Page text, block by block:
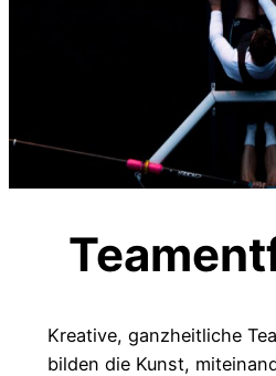
Kreative, ganzheitliche
bilden die Kunst,